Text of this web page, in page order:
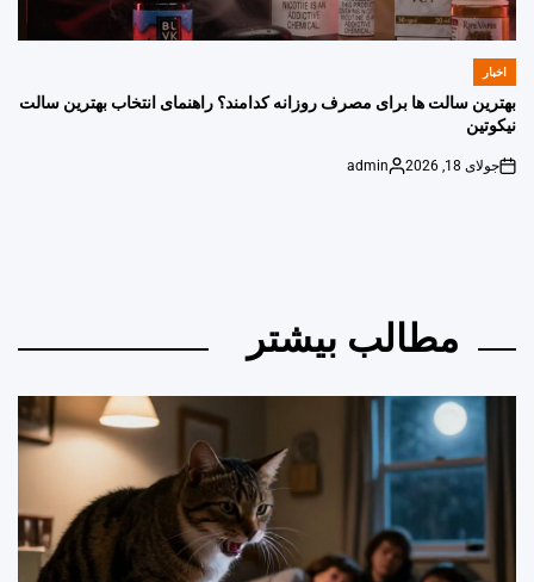
POSTED
اخبار
بهترین سالت ها برای مصرف روزانه کدامند؟ راهنمای انتخاب بهترین سالت
نیکوتین
on
جولای 18, 2026
Posted
admin
مطالب بیشتر